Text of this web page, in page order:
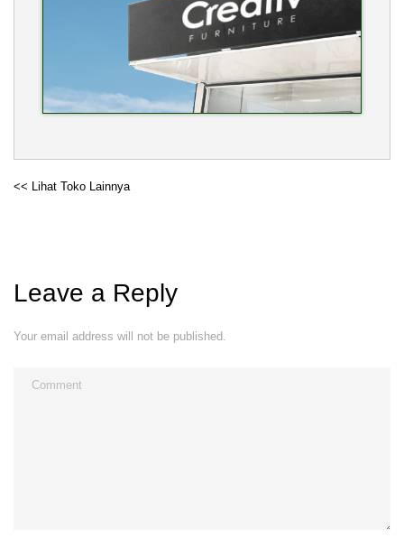
<< Lihat Toko Lainnya
Leave a Reply
Your email address will not be published.